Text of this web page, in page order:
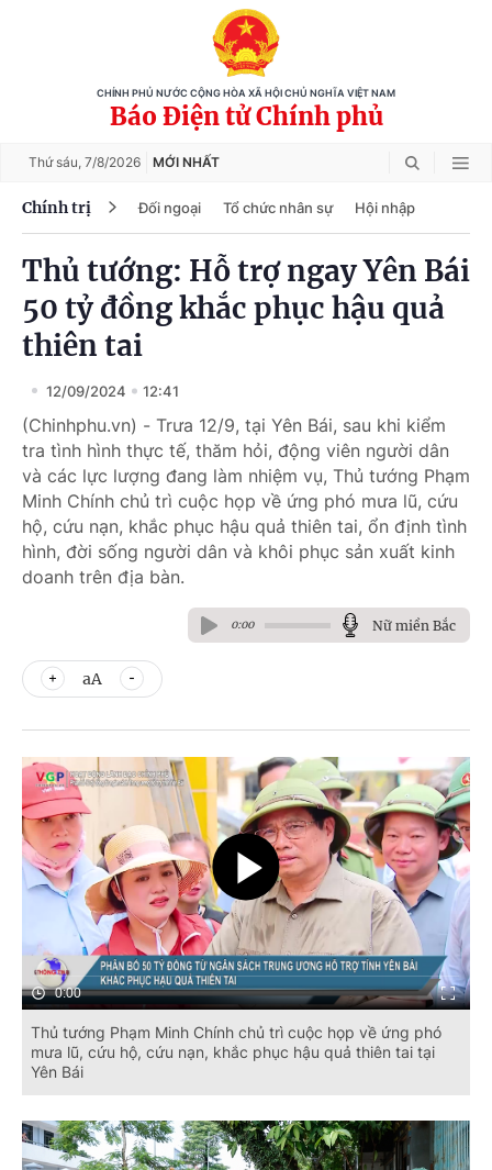
CHÍNH PHỦ NƯỚC CỘNG HÒA XÃ HỘI CHỦ NGHĨA VIỆT NAM
Báo Điện tử Chính phủ
Thứ sáu, 7/8/2026 MỚI NHẤT
Chính trị Đối ngoại Tổ chức nhân sự Hội nhập
Thủ tướng: Hỗ trợ ngay Yên Bái
50 tỷ đồng khắc phục hậu quả
thiên tai
12/09/2024 12:41
(Chinhphu.vn) - Trưa 12/9, tại Yên Bái, sau khi kiểm
tra tình hình thực tế, thăm hỏi, động viên người dân
và các lực lượng đang làm nhiệm vụ, Thủ tướng Phạm
Minh Chính chủ trì cuộc họp về ứng phó mưa lũ, cứu
hộ, cứu nạn, khắc phục hậu quả thiên tai, ổn định tình
hình, đời sống người dân và khôi phục sản xuất kinh
doanh trên địa bàn.
0:00 Nữ miền Bắc
aA
0:00
Thủ tướng Phạm Minh Chính chủ trì cuộc họp về ứng phó
mưa lũ, cứu hộ, cứu nạn, khắc phục hậu quả thiên tai tại
Yên Bái